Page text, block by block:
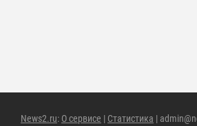
News2.ru: О сервисе | Статистика |